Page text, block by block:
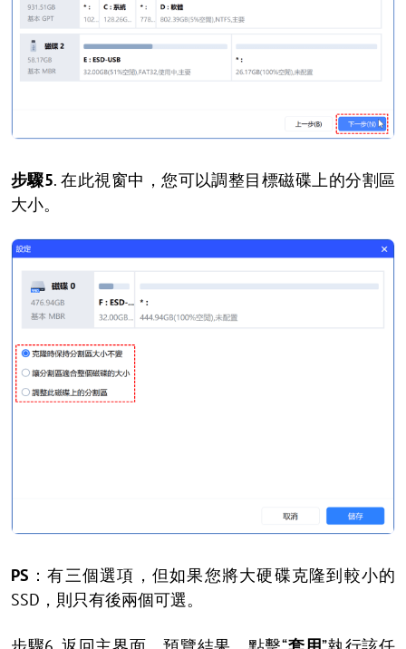
步驟5. 在此視窗中，您可以調整目標磁碟上的分割區
大小。
PS ：有三個選項，但如果您將大硬碟克隆到較小的
SSD，則只有後兩個可選。